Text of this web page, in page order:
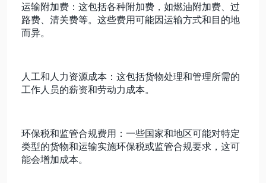
运输附加费：这包括各种附加费，如燃油附加费、过
路费、清关费等。这些费用可能因运输方式和目的地
而异。
人工和人力资源成本：这包括货物处理和管理所需的
工作人员的薪资和劳动力成本。
环保税和监管合规费用：一些国家和地区可能对特定
类型的货物和运输实施环保税或监管合规要求，这可
能会增加成本。